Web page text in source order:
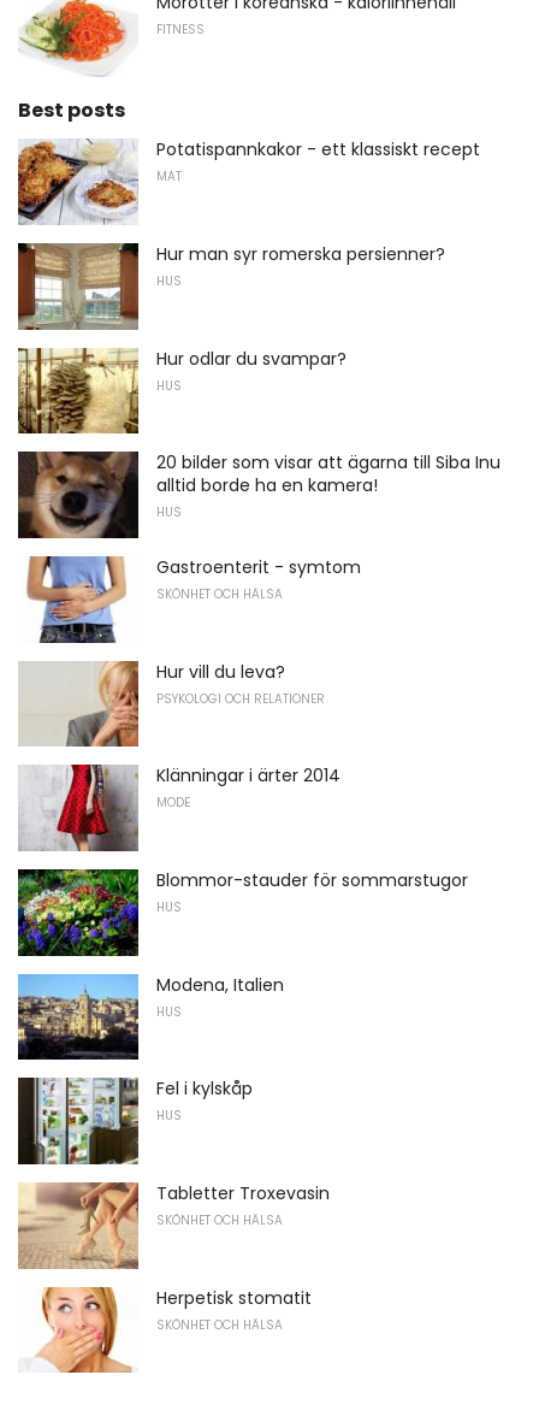
FITNESS
Best posts
Potatispannkakor - ett klassiskt recept
MAT
Hur man syr romerska persienner?
HUS
Hur odlar du svampar?
HUS
20 bilder som visar att ägarna till Siba Inu
alltid borde ha en kamera!
HUS
Gastroenterit - symtom
SKÖNHET OCH HÄLSA
Hur vill du leva?
PSYKOLOGI OCH RELATIONER
Klänningar i ärter 2014
MODE
Blommor-stauder för sommarstugor
HUS
Modena, Italien
HUS
Fel i kylskåp
HUS
Tabletter Troxevasin
SKÖNHET OCH HÄLSA
Herpetisk stomatit
SKÖNHET OCH HÄLSA